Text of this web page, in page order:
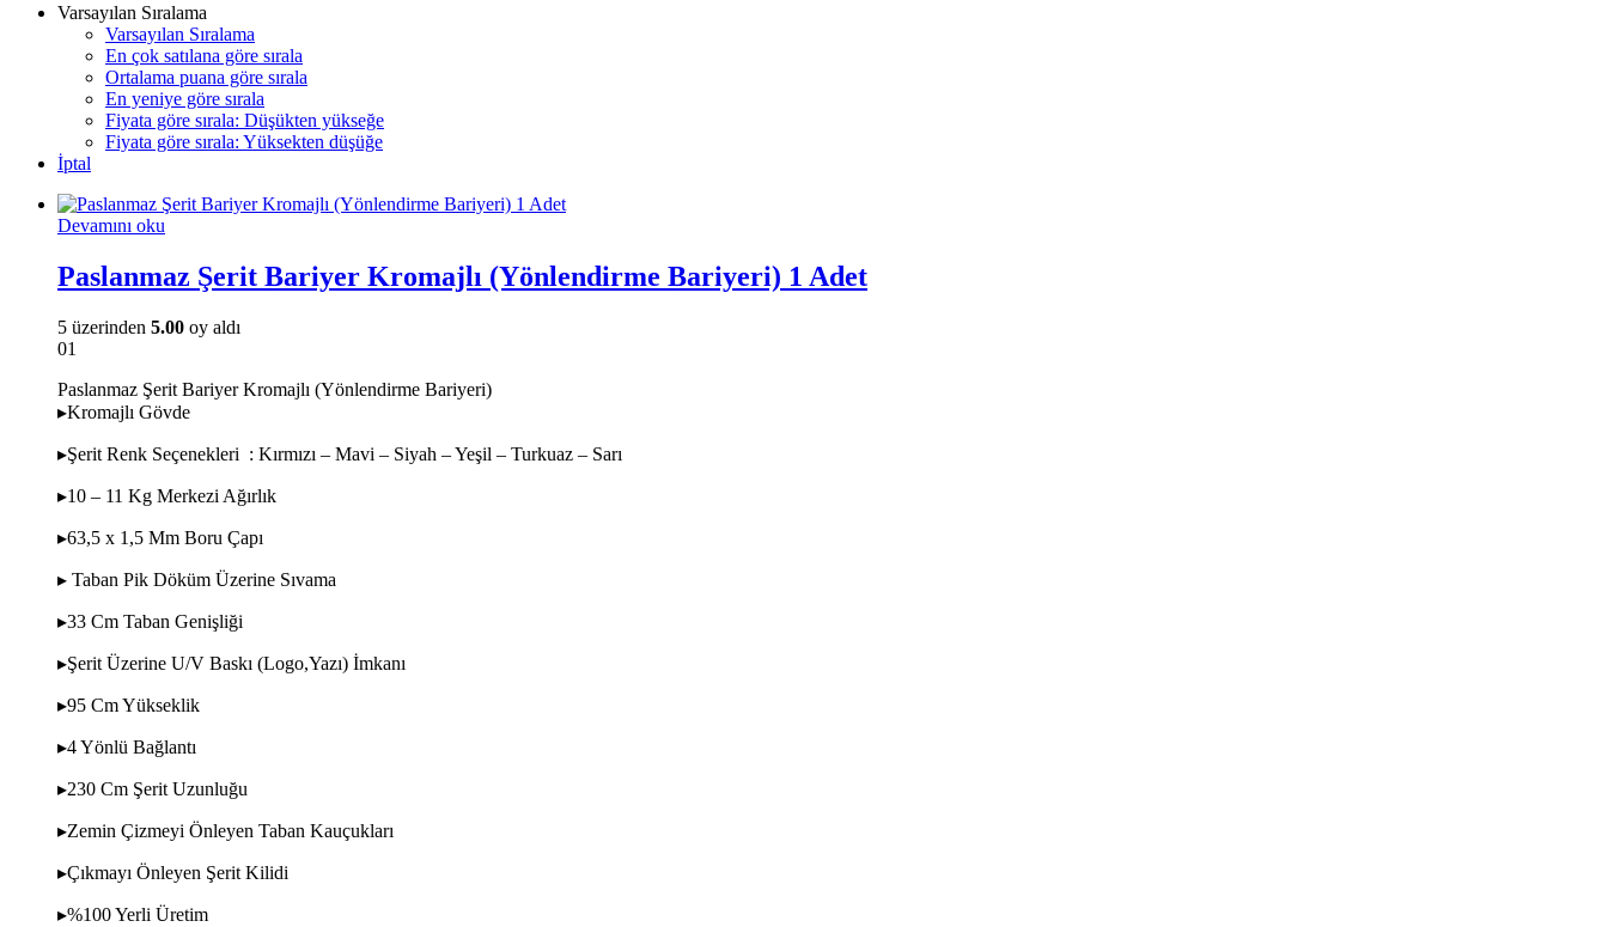
Varsayılan Sıralama
Varsayılan Sıralama
En çok satılana göre sırala
Ortalama puana göre sırala
En yeniye göre sırala
Fiyata göre sırala: Düşükten yükseğe
Fiyata göre sırala: Yüksekten düşüğe
İptal
Devamını oku
Paslanmaz Şerit Bariyer Kromajlı (Yönlendirme Bariyeri) 1 Adet
5 üzerinden 5.00 oy aldı
01
Paslanmaz Şerit Bariyer Kromajlı (Yönlendirme Bariyeri)
▸Kromajlı Gövde
▸Şerit Renk Seçenekleri : Kırmızı – Mavi – Siyah – Yeşil – Turkuaz – Sarı
▸10 – 11 Kg Merkezi Ağırlık
▸63,5 x 1,5 Mm Boru Çapı
▸ Taban Pik Döküm Üzerine Sıvama
▸33 Cm Taban Genişliği
▸Şerit Üzerine U/V Baskı (Logo,Yazı) İmkanı
▸95 Cm Yükseklik
▸4 Yönlü Bağlantı
▸230 Cm Şerit Uzunluğu
▸Zemin Çizmeyi Önleyen Taban Kauçukları
▸Çıkmayı Önleyen Şerit Kilidi
▸%100 Yerli Üretim